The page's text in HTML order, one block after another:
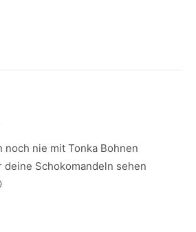
noch nie mit Tonka Bohnen
Schokomandeln sehen